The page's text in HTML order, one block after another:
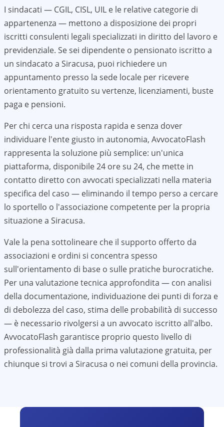
I sindacati — CGIL, CISL, UIL e le relative categorie di
appartenenza — mettono a disposizione dei propri
iscritti consulenti legali specializzati in diritto del lavoro e
previdenziale. Se sei dipendente o pensionato iscritto a
un sindacato a Siracusa, puoi richiedere un
appuntamento presso la sede locale per ricevere
orientamento gratuito su vertenze, licenziamenti, buste
paga e pensioni.
Per chi cerca una risposta rapida e senza dover
individuare l'ente giusto in autonomia, AvvocatoFlash
rappresenta la soluzione più semplice: un'unica
piattaforma, disponibile 24 ore su 24, che mette in
contatto diretto con avvocati specializzati nella materia
specifica del caso — eliminando il tempo perso a cercare
lo sportello o l'associazione competente per la propria
situazione a Siracusa.
Vale la pena sottolineare che il supporto offerto da
associazioni e ordini si concentra spesso
sull'orientamento di base o sulle pratiche burocratiche.
Per una valutazione tecnica approfondita — con analisi
della documentazione, individuazione dei punti di forza e
di debolezza del caso, stima delle probabilità di successo
— è necessario rivolgersi a un avvocato iscritto all'albo.
AvvocatoFlash garantisce proprio questo livello di
professionalità già dalla prima valutazione gratuita, per
chiunque si trovi a Siracusa o nei comuni della provincia.